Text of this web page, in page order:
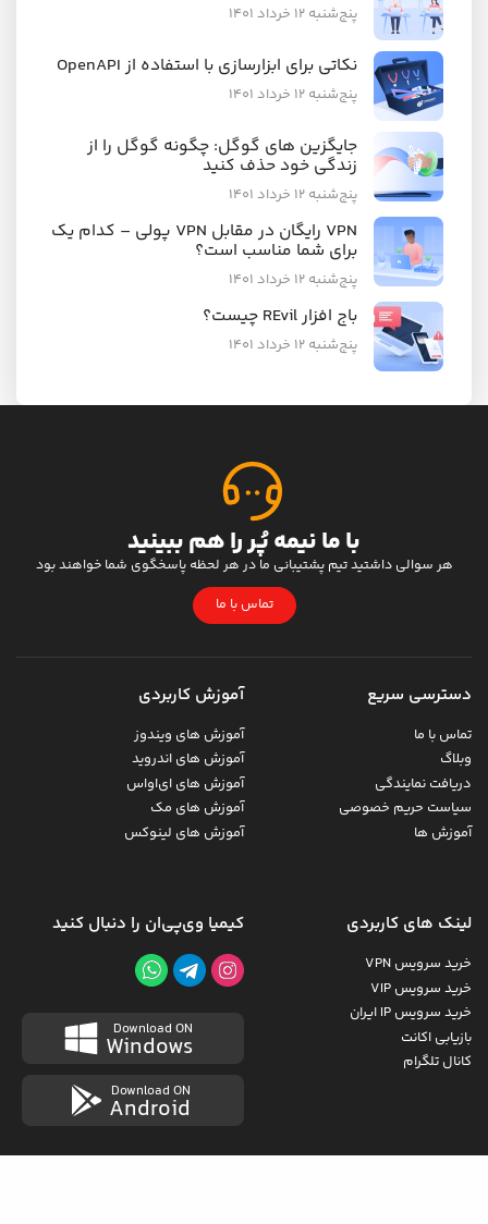
پنج‌شنبه ۱۲ خرداد ۱۴۰۱
نکاتی برای ابزارسازی با استفاده از OpenAPI
پنج‌شنبه ۱۲ خرداد ۱۴۰۱
جایگزین های گوگل: چگونه گوگل را از
زندگی خود حذف کنید
پنج‌شنبه ۱۲ خرداد ۱۴۰۱
VPN رایگان در مقابل VPN پولی – کدام یک
برای شما مناسب است؟
پنج‌شنبه ۱۲ خرداد ۱۴۰۱
باج افزار REvil چیست؟
پنج‌شنبه ۱۲ خرداد ۱۴۰۱
با ما نیمه پُر را هم ببینید
هر سوالی داشتید تیم پشتیبانی ما در هر لحظه پاسخگوی شما خواهند بود
تماس با ما
دسترسی سریع
تماس با ما
وبلاگ
دریافت نمایندگی
سیاست حریم خصوصی
آموزش ها
آموزش کاربردی
آموزش های ویندوز
آموزش های اندروید
آموزش های ای‌اواس
آموزش های مک
آموزش های لینوکس
لینک های کاربردی
خرید سرویس VPN
خرید سرویس VIP
خرید سرویس IP ایران
بازیابی اکانت
کانال تلگرام
کیمیا وی‌پی‌ان را دنبال کنید
Download ON
Windows
Download ON
Android